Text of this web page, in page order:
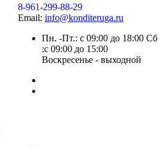
8-961-299-88-29
Email: info@konditeruga.ru
Пн. -Пт.: с 09:00 до 18:00 Сб
:с 09:00 до 15:00
Воскресенье - выходной